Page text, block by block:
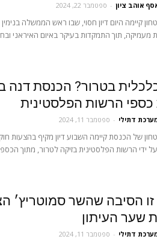
אוהב ציון - ספטמבר 22, 2024
קיימה היום דיון חסוי, שבו ראש הממשלה
מעמיקה, תוך התמקדות בעיקר באיום האיראני
בטרור? הכנסת דנה
הרשות הפלסטינית
דתילי - ספטמבר 11, 2024
של הכנסת קיימה השבוע דיון מקיף בהצעות
ידי הרשות הפלסטינית בזיקה לטרור, מתוך
זו הסיבה שהשר סמוטריץ׳
שער העיתון
דתילי - ספטמבר 11, 2024